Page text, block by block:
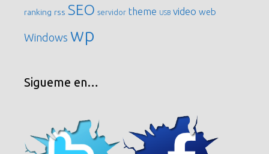
ranking rss SEO servidor theme USB video web
Windows wp
Sigueme en…